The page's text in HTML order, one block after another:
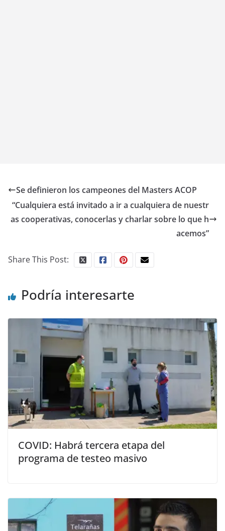
Se definieron los campeones del Masters ACOP
“Cualquiera está invitado a ir a cualquiera de nuestr
as cooperativas, conocerlas y charlar sobre lo que h
acemos”
Share This Post:
Podría interesarte
COVID: Habrá tercera etapa del
programa de testeo masivo